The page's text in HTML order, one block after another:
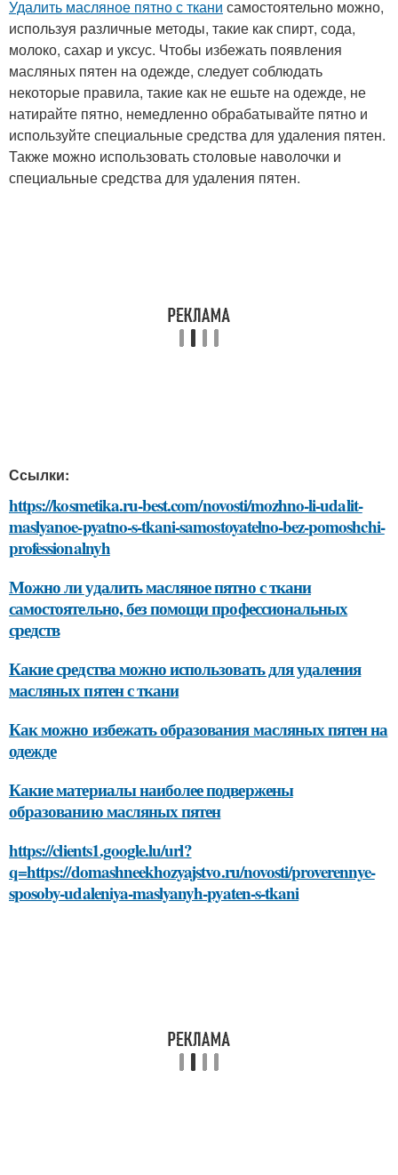
Удалить масляное пятно с ткани самостоятельно можно,
используя различные методы, такие как спирт, сода,
молоко, сахар и уксус. Чтобы избежать появления
масляных пятен на одежде, следует соблюдать
некоторые правила, такие как не ешьте на одежде, не
натирайте пятно, немедленно обрабатывайте пятно и
используйте специальные средства для удаления пятен.
Также можно использовать столовые наволочки и
специальные средства для удаления пятен.
Ссылки:
https://kosmetika.ru-best.com/novosti/mozhno-li-udalit-
maslyanoe-pyatno-s-tkani-samostoyatelno-bez-pomoshchi-
professionalnyh
Можно ли удалить масляное пятно с ткани
самостоятельно, без помощи профессиональных
средств
Какие средства можно использовать для удаления
масляных пятен с ткани
Как можно избежать образования масляных пятен на
одежде
Какие материалы наиболее подвержены
образованию масляных пятен
https://clients1.google.lu/url?
q=https://domashneekhozyajstvo.ru/novosti/proverennye-
sposoby-udaleniya-maslyanyh-pyaten-s-tkani